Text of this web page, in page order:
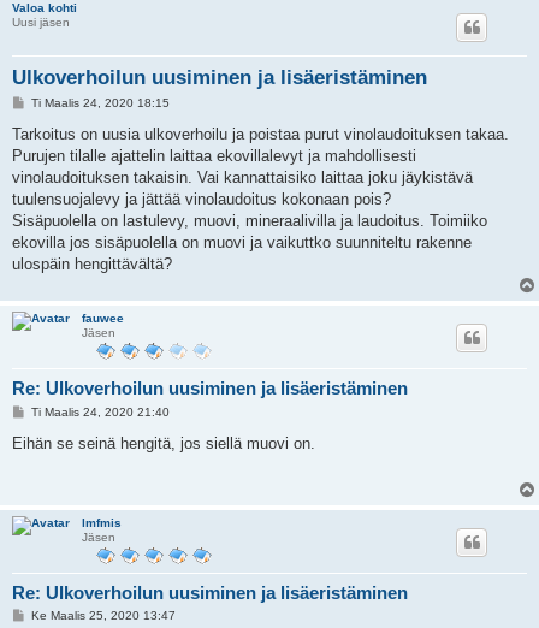
Valoa kohti
Uusi jäsen
Ulkoverhoilun uusiminen ja lisäeristäminen
V
e
t
i
Ti Maalis 24, 2020 18:15
Tarkoitus on uusia ulkoverhoilu ja poistaa purut vinolaudoituksen takaa.
Purujen tilalle ajattelin laittaa ekovillalevyt ja mahdollisesti
vinolaudoituksen takaisin. Vai kannattaisiko laittaa joku jäykistävä
tuulensuojalevy ja jättää vinolaudoitus kokonaan pois?
Sisäpuolella on lastulevy, muovi, mineraalivilla ja laudoitus. Toimiiko
ekovilla jos sisäpuolella on muovi ja vaikuttko suunniteltu rakenne
ulospäin hengittävältä?
fauwee
Jäsen
Re: Ulkoverhoilun uusiminen ja lisäeristäminen
V
e
Ti Maalis 24, 2020 21:40
Eihän se seinä hengitä, jos siellä muovi on.
lmfmis
Jäsen
Re: Ulkoverhoilun uusiminen ja lisäeristäminen
VKe Maalis 25, 2020 13:47